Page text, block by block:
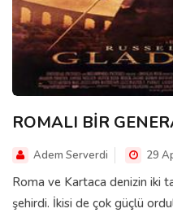
ROMALI BİR
Adem Serverdi 29
Roma ve Kartaca denizin iki
şehirdi. İkisi de çok güçlü